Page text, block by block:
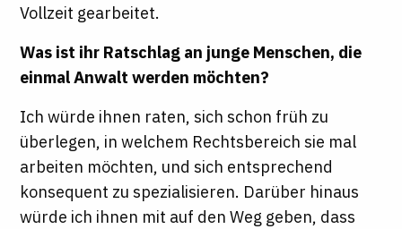
Vollzeit gearbeitet.
Was ist ihr Ratschlag an junge Menschen, die
einmal Anwalt werden möchten?
Ich würde ihnen raten, sich schon früh zu
überlegen, in welchem Rechtsbereich sie mal
arbeiten möchten, und sich entsprechend
konsequent zu spezialisieren. Darüber hinaus
würde ich ihnen mit auf den Weg geben, dass